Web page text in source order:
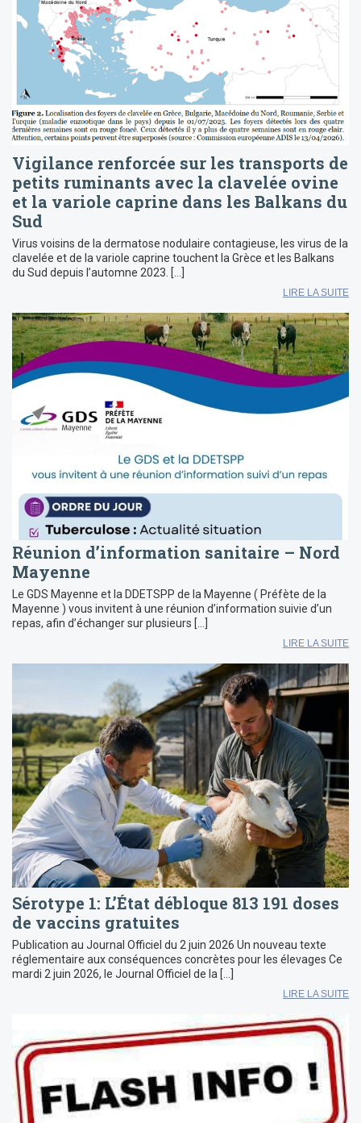
Vigilance renforcée sur les transports de
petits ruminants avec la clavelée ovine
et la variole caprine dans les Balkans du
Sud
Virus voisins de la dermatose nodulaire contagieuse, les virus de la
clavelée et de la variole caprine touchent la Grèce et les Balkans
du Sud depuis l’automne 2023. […]
LIRE LA SUITE
Réunion d’information sanitaire – Nord
Mayenne
Le GDS Mayenne et la DDETSPP de la Mayenne ( Préfète de la
Mayenne ) vous invitent à une réunion d’information suivie d’un
repas, afin d’échanger sur plusieurs […]
LIRE LA SUITE
Sérotype 1: L’État débloque 813 191 doses
de vaccins gratuites
Publication au Journal Officiel du 2 juin 2026 Un nouveau texte
réglementaire aux conséquences concrètes pour les élevages Ce
mardi 2 juin 2026, le Journal Officiel de la […]
LIRE LA SUITE